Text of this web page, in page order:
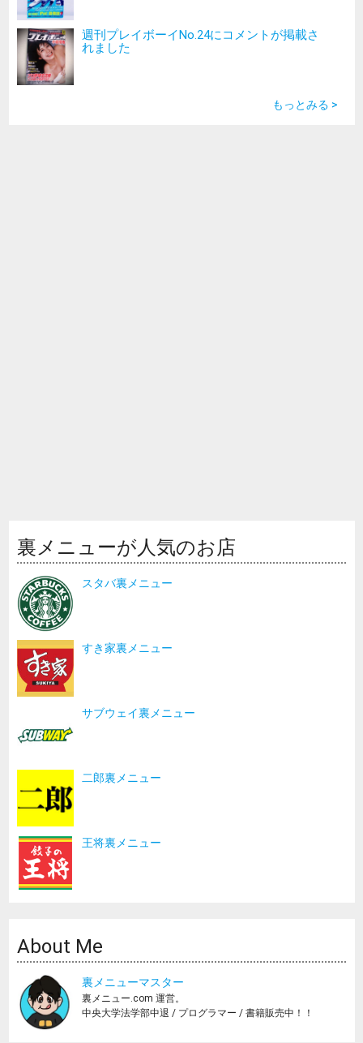
週刊プレイボーイNo.24にコメントが掲載さ
れました
もっとみる >
裏メニューが人気のお店
スタバ裏メニュー
すき家裏メニュー
サブウェイ裏メニュー
二郎裏メニュー
王将裏メニュー
About Me
裏メニューマスター
裏メニュー.com 運営。
中央大学法学部中退 / プログラマー / 書籍販売中！！